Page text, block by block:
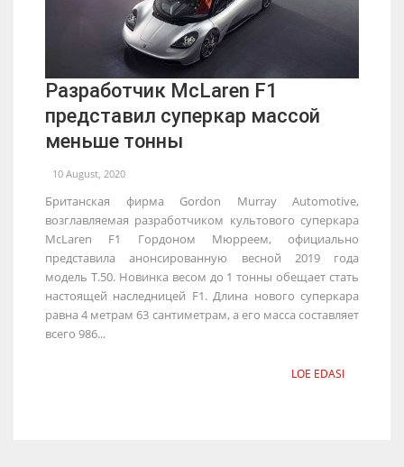
Разработчик McLaren F1
представил суперкар массой
меньше тонны
10 August, 2020
Британская фирма Gordon Murray Automotive,
возглавляемая разработчиком культового суперкара
McLaren F1 Гордоном Мюрреем, официально
представила анонсированную весной 2019 года
модель T.50. Новинка весом до 1 тонны обещает стать
настоящей наследницей F1. Длина нового суперкара
равна 4 метрам 63 сантиметрам, а его масса составляет
всего 986...
LOE EDASI